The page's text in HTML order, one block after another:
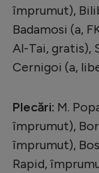
împrumut),
Badamosi (a,
Al-Tai, gratis),
Cernigoi (a,
Plecări: M.
împrumut),
împrumut),
Rapid,